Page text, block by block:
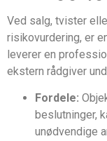
Ved salg, tvister
risikovurdering, er
leverer en
ekstern rådgiver
Fordele:
beslutninger,
unødvendige